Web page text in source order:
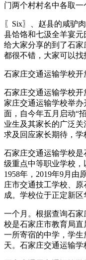
门两个村村名中各取一
〖Six〗、赵县的咸驴
县饸饹和七汲全羊宴
给大家分享的到了石
都很不错，大家可以找
石家庄交通运输学校开
石家庄交通运输学校
家庄交通运输学校举
面，自今年五月启动“
业生及其家长的广泛
求及回应家长期待，学
石家庄交通运输学校
级重点中等职业学校
1958年，2019年9月由
庄市交通技工学校、
成。学校位于正定新区
一个月。根据查询石
校是石家庄市教育局
一所寄宿的中学，学
天。石家庄交通运输学